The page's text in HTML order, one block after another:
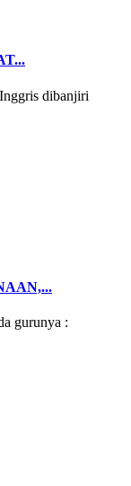
dibanjiri
gurunya :